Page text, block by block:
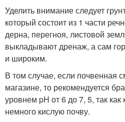
Уделить внимание следует
который состоит из 1 части
дерна, перегноя, листовой
выкладывают дренаж, а сам
и широким.
В том случае, если почвенная
магазине, то рекомендуется
уровнем pH от 6 до 7, 5, так как
немного кислую почву.